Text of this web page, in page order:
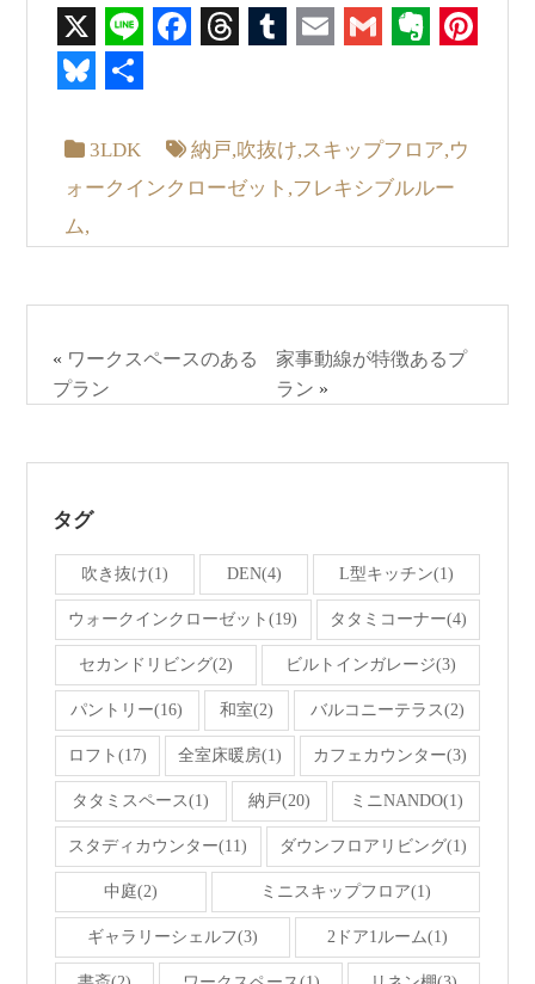
X LineFacebook
Threads
Tumblr
EmailGmail
Bluesky
3LDK 納戸,吹抜け, スキップフロア,ウ
ォークインクローゼット ,フレキシブルルー
ム,
« ワークスペースのある
プラン
家事動線が特徴あるプ
ラン »
タグ
吹き抜け(1) DEN(4) L型キッチン(1)
ウォークインクローゼット(19) タタミコーナー(4)
セカンドリビング(2) ビルトインガレージ(3)
パントリー(16) 和室(2) バルコニーテラス(2)
ロフト(17) 全室床暖房(1) カフェカウンター(3)
タタミスペース(1) 納戸(20) ミニNANDO(1)
スタディカウンター(11) ダウンフロアリビング(1)
中庭(2) ミニスキップフロア(1)
ギャラリーシェルフ(3) 2ドア1ルーム(1)